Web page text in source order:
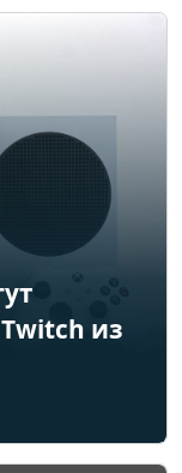
из